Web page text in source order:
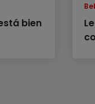
bien